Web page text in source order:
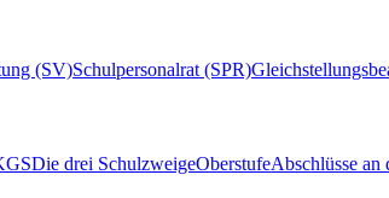
(SV)Schulpersonalrat (SPR)
Die drei SchulzweigeOberstufeAbschlüsse an